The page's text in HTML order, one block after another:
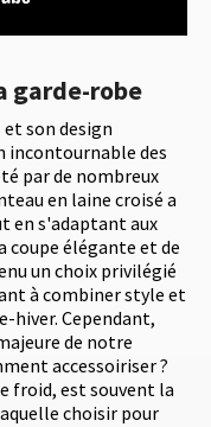
garde-robe
et son design
incontournable des
par de nombreux
en laine croisé a
en s'adaptant aux
coupe élégante et de
un choix privilégié
à combiner style et
hiver. Cependant,
de notre
accessoiriser ?
froid, est souvent la
choisir pour